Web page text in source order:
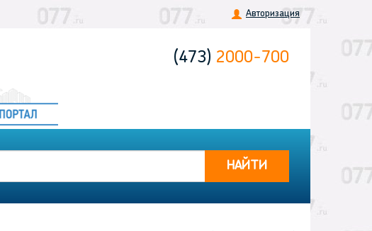
Авторизация
(473) 2000-700
НАЙТИ